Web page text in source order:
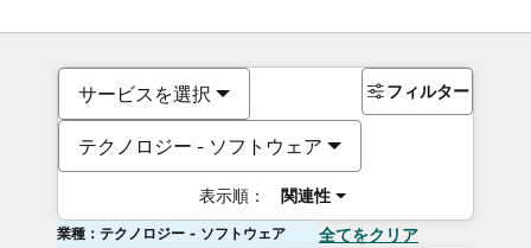
サービスを選択
テクノロジー - ソフトウェア
表示順： 関連性
フィルター
業種：テクノロジー - ソフトウェア 全てをクリア